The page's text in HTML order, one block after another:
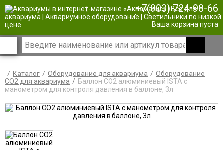
| +7(903) 724-98-66
Ваша корзина пуста
Каталог Оборудование для аквариума
Оборудование
CO2 для аквариума
Баллон CO2 алюминиевый ISTA с
манометром для контроля давления в баллоне, 3л